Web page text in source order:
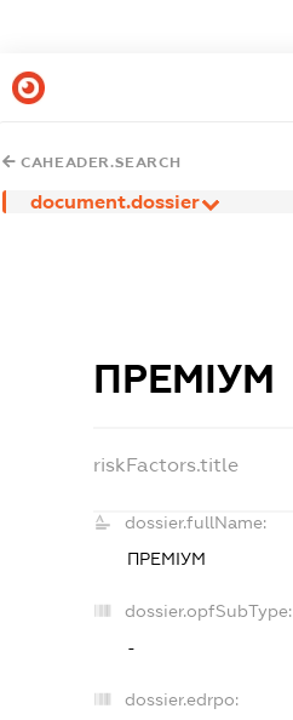
CAHEADER.SEARCH
document.dossier
ПРЕМІУМ
riskFactors.title
dossier.fullName:
ПРЕМІУМ
dossier.opfSubType:
-
dossier.edrpo: